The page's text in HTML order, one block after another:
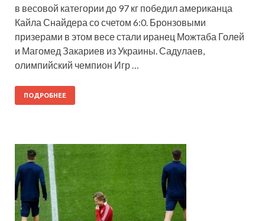
в весовой категории до 97 кг победил американца
Кайла Снайдера со счетом 6:0. Бронзовыми
призерами в этом весе стали иранец Можтаба Голей
и Магомед Закариев из Украины. Садулаев,
олимпийский чемпион Игр …
ПОДРОБНЕЕ